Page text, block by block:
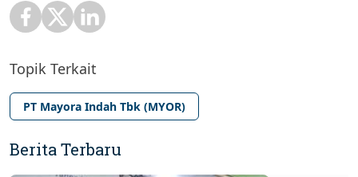
Topik Terkait
PT Mayora Indah Tbk (MYOR)
Berita Terbaru